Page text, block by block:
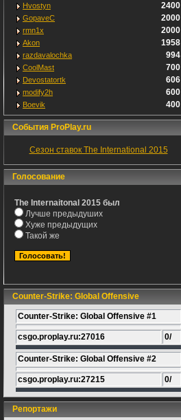
Hvostyn 2400
GopaveC 2000
rmn1x 2000
Akon 1958
razdavalochka 994
CoolMast 700
Devostatortk 606
modify2h 600
Boevik 400
События ProPlay.ru
Сезон ставок The International 2015
Голосование
The Internaitonal 2015 был
Лучше предыдуших
Хуже предыдущих
Такой же
Counter-Strike: Global Offensive
Counter-Strike: Global Offensive #1
csgo.proplay.ru:27016 0/
Counter-Strike: Global Offensive #2
csgo.proplay.ru:27215 0/
Репортажи